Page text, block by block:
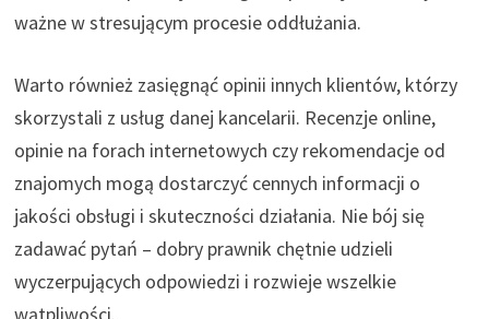
ważne w stresującym procesie oddłużania.
Warto również zasięgnąć opinii innych klientów, którzy
skorzystali z usług danej kancelarii. Recenzje online,
opinie na forach internetowych czy rekomendacje od
znajomych mogą dostarczyć cennych informacji o
jakości obsługi i skuteczności działania. Nie bój się
zadawać pytań – dobry prawnik chętnie udzieli
wyczerpujących odpowiedzi i rozwieje wszelkie